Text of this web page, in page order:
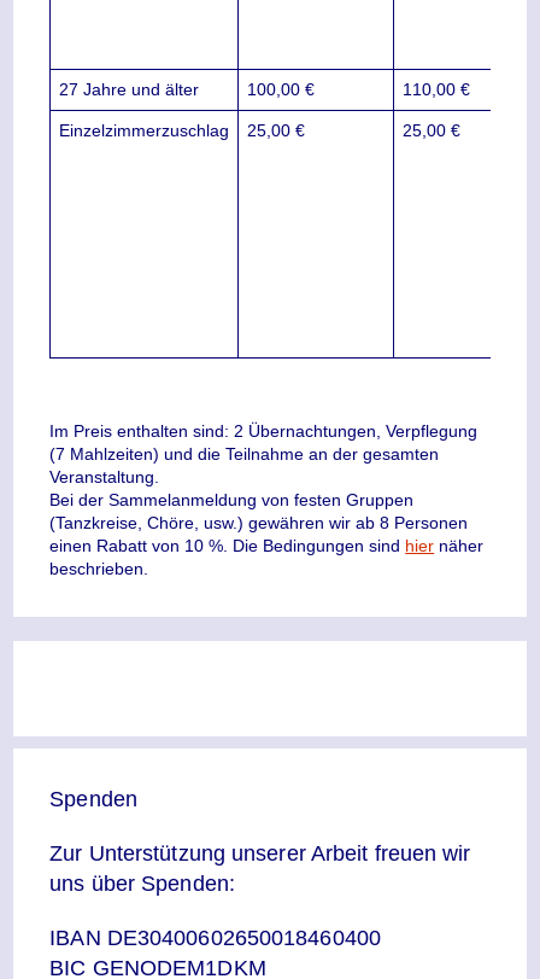
27 Jahre und älter 100,00 € 110,00 €
Einzelzimmerzuschlag 25,00 € 25,00 €
Im Preis enthalten sind: 2 Übernachtungen, Verpflegung
(7 Mahlzeiten) und die Teilnahme an der gesamten
Veranstaltung.
Bei der Sammelanmeldung von festen Gruppen
(Tanzkreise, Chöre, usw.) gewähren wir ab 8 Personen
einen Rabatt von 10 %. Die Bedingungen sind hier näher
beschrieben.
Spenden
Zur Unterstützung unserer Arbeit freuen wir
uns über Spenden:
IBAN DE30400602650018460400
BIC GENODEM1DKM